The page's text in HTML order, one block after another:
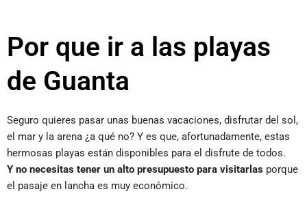
Por que ir a las playas
de Guanta
Seguro quieres pasar unas buenas vacaciones, disfrutar del sol,
el mar y la arena ¿a qué no? Y es que, afortunadamente, estas
hermosas playas están disponibles para el disfrute de todos.
Y no necesitas tener un alto presupuesto para visitarlas porque
el pasaje en lancha es muy económico.